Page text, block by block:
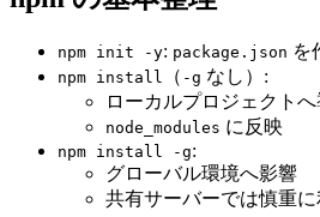
npm init -y: package.json を
npm install （ -g なし）:
ローカルプロジェクトへ
node_modules に反映
npm install -g:
グローバル環境へ影響
共有サーバーでは慎重に